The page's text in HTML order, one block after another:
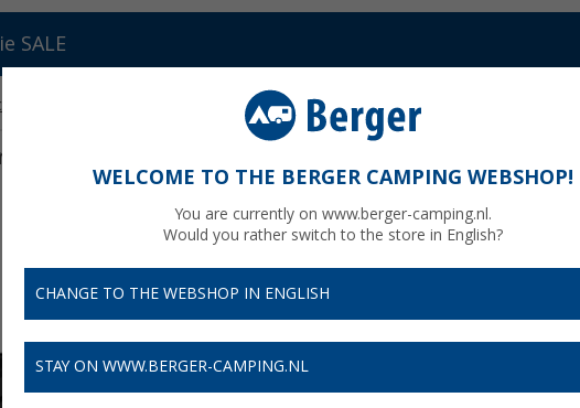
SALE
Achteruitrijsystemen Garmin BC50 Achteruitrijcamera
HD draadloos 15 m bereik
€
Prijzen
6,90€
WELCOME TO THE BERGER CAMPING WEBSHOP!
You are currently on www.berger-camping.nl.
Would you rather switch to the store in English?
CHANGE TO THE WEBSHOP IN ENGLISH
STAY ON WWW.BERGER-CAMPING.NL